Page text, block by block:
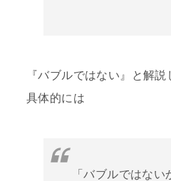
『バブルではない』と解説
具体的には
「バブルではな